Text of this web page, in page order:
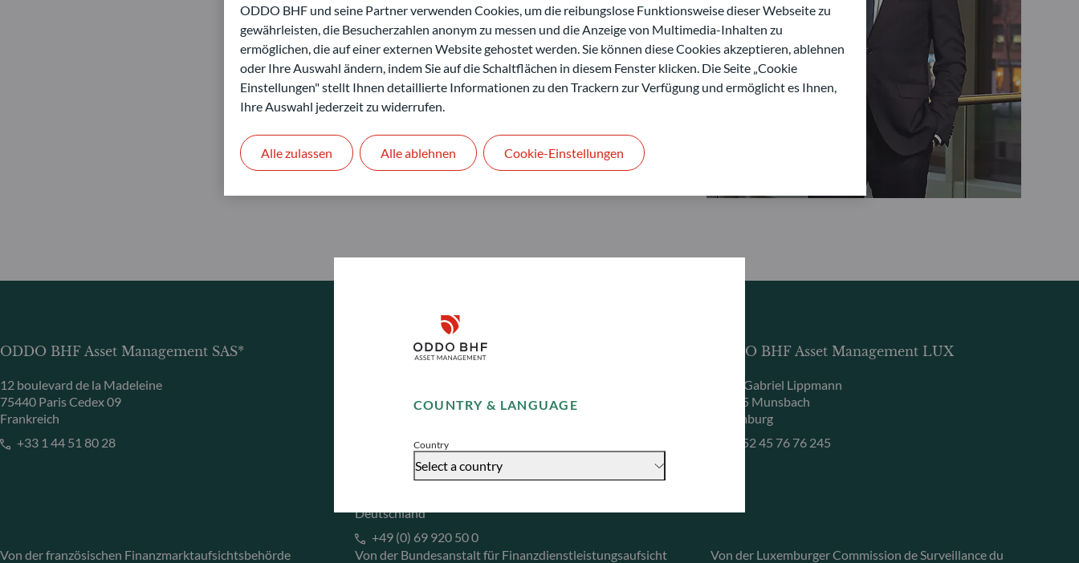
COUNTRY & LANGUAGE
Country
Select a country
Disclaimer
Accept
ODDO BHF Asset Management SAS*
12 boulevard de la Madeleine
75440 Paris Cedex 09
Frankreich
+33 1 44 51 80 28
Von der französischen Finanzmarktaufsichtsbehörde
ODDO BHF Asset Management GmbH
40217 Düsseldorf
+49 (0) 211 239 24 01
Gallusanlage 8
Deutschland
+49 (0) 69 920 50 0
Von der Bundesanstalt für Finanzdienstleistungsaufsicht
ODDO BHF Asset Management LUX
6, rue Gabriel Lippmann
L-5365 Munsbach
Luxemburg
+352 45 76 76 245
Von der Luxemburger Commission de Surveillance du
ODDO BHF und seine Partner verwenden Cookies, um die reibungslose Funktionsweise dieser Webseite zu
gewährleisten, die Besucherzahlen anonym zu messen und die Anzeige von Multimedia-Inhalten zu
ermöglichen, die auf einer externen Website gehostet werden. Sie können diese Cookies akzeptieren, ablehnen
oder Ihre Auswahl ändern, indem Sie auf die Schaltflächen in diesem Fenster klicken. Die Seite „Cookie
Einstellungen" stellt Ihnen detaillierte Informationen zu den Trackern zur Verfügung und ermöglicht es Ihnen,
Ihre Auswahl jederzeit zu widerrufen.
Alle ablehnen
Alle zulassen Cookie-Einstellungen